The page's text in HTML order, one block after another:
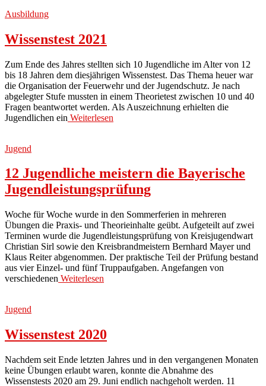
Ausbildung
Wissenstest 2021
Zum Ende des Jahres stellten sich 10 Jugendliche im Alter von 12
bis 18 Jahren dem diesjährigen Wissenstest. Das Thema heuer war
die Organisation der Feuerwehr und der Jugendschutz. Je nach
abgelegter Stufe mussten in einem Theorietest zwischen 10 und 40
Fragen beantwortet werden. Als Auszeichnung erhielten die
Jugendlichen ein Weiterlesen
Jugend
12 Jugendliche meistern die Bayerische
Jugendleistungsprüfung
Woche für Woche wurde in den Sommerferien in mehreren
Übungen die Praxis- und Theorieinhalte geübt. Aufgeteilt auf zwei
Terminen wurde die Jugendleistungsprüfung von Kreisjugendwart
Christian Sirl sowie den Kreisbrandmeistern Bernhard Mayer und
Klaus Reiter abgenommen. Der praktische Teil der Prüfung bestand
aus vier Einzel- und fünf Truppaufgaben. Angefangen von
verschiedenen Weiterlesen
Jugend
Wissenstest 2020
Nachdem seit Ende letzten Jahres und in den vergangenen Monaten
keine Übungen erlaubt waren, konnte die Abnahme des
Wissenstests 2020 am 29. Juni endlich nachgeholt werden. 11